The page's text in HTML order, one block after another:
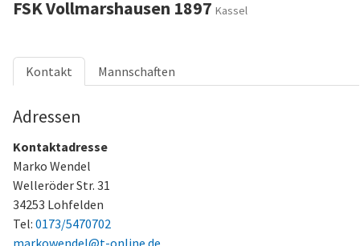
FSK Vollmarshausen 1897 Kassel
Kontakt Mannschaften
Adressen
Kontaktadresse
Marko Wendel
Welleröder Str. 31
34253 Lohfelden
Tel: 0173/5470702
markowendel@t-online.de